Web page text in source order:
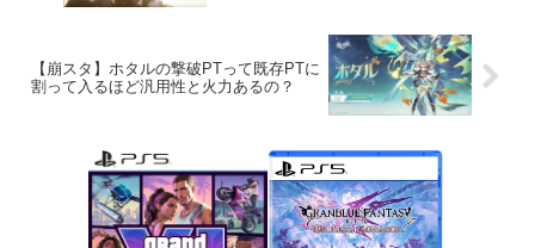
【崩スタ】ホタルの撃破PTって既存PTに
割って入るほど汎用性と火力あるの？